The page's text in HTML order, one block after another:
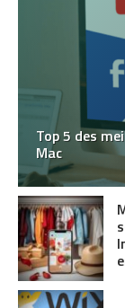
Top 5 des
Mac